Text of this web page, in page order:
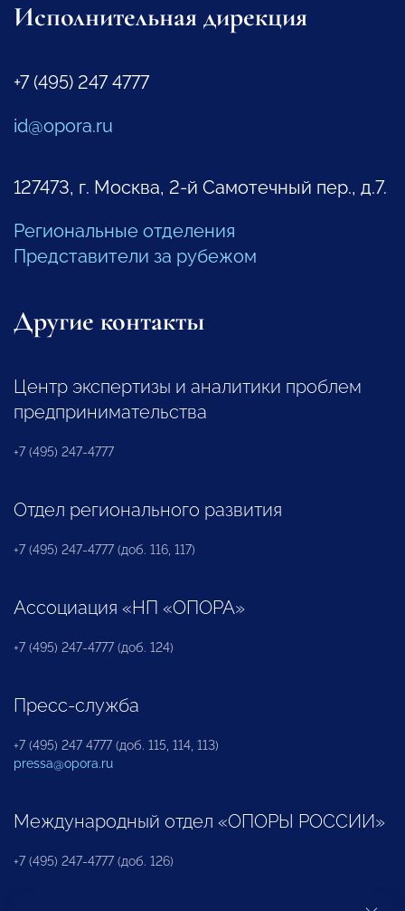
Исполнительная дирекция
+7 (495) 247 4777
id@opora.ru
127473, г. Москва, 2-й Самотечный пер., д.7.
Региональные отделения
Представители за рубежом
Другие контакты
Центр экспертизы и аналитики проблем
предпринимательства
+7 (495) 247-4777
Отдел регионального развития
+7 (495) 247-4777 (доб. 116, 117)
Ассоциация «НП «ОПОРА»
+7 (495) 247-4777 (доб. 124)
Пресс-служба
+7 (495) 247 4777 (доб. 115, 114, 113)
pressa@opora.ru
Международный отдел «ОПОРЫ РОССИИ»
+7 (495) 247-4777 (доб. 126)